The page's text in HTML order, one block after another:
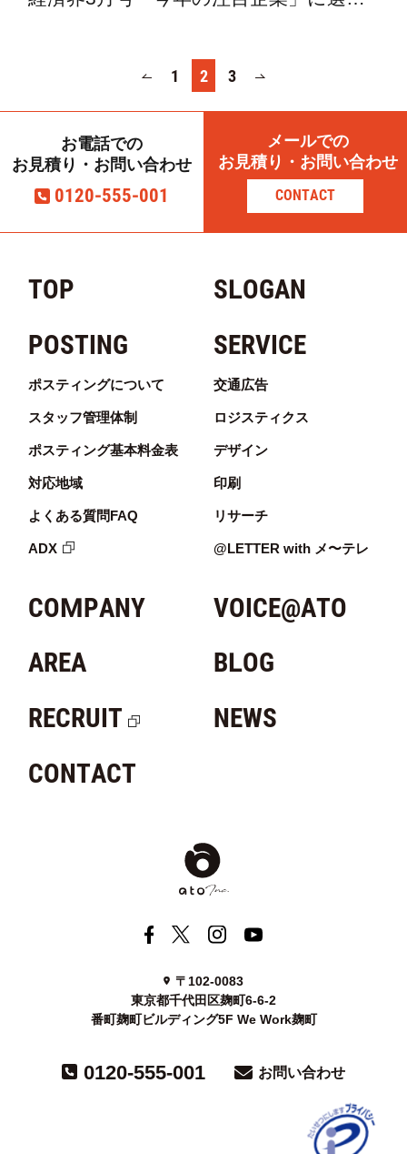
1 2 3
お電話での
お見積り・お問い合わせ
0120-555-001
メールでの
お見積り・お問い合わせ
CONTACT
TOP
SLOGAN
POSTING
ポスティングについて
スタッフ管理体制
ポスティング基本料金表
対応地域
よくある質問FAQ
ADX
SERVICE
交通広告
ロジスティクス
デザイン
印刷
リサーチ
@LETTER with メ〜テレ
COMPANY
AREA
RECRUIT
VOICE@ATO
BLOG
NEWS
CONTACT
〒102-0083
東京都千代田区麹町6-6-2
番町麹町ビルディング5F We Work麹町
0120-555-001 お問い合わせ